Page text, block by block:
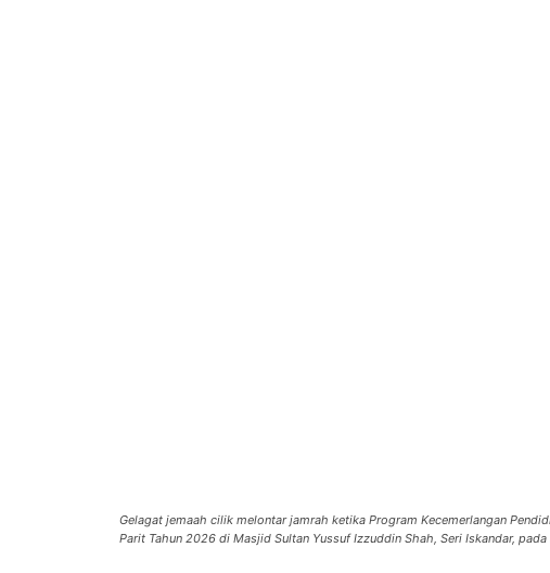
Gelagat jemaah cilik melontar jamrah ketika Program Kecemerlangan
Parit Tahun 2026 di Masjid Sultan Yussuf Izzuddin Shah, Seri Iskandar, pada